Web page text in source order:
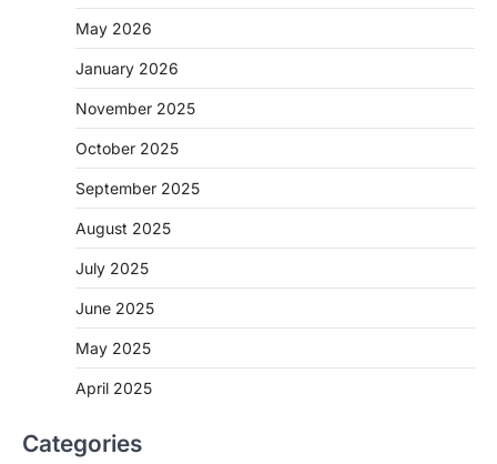
May 2026
January 2026
November 2025
October 2025
September 2025
August 2025
July 2025
June 2025
May 2025
April 2025
Categories
CHHATTISGARH
CG: शराब दुकानों में गड़बड़ी पर आबकारी
विभाग का बड़ा एक्शन
रायपुर। छत्तीसगढ़ में शराब दुकानों में अधिक कीमत पर
बिक्री और अन्य गंभीर अनियमितताओं के…
CHHATTISGARH
CG:NEET/JEEऑनलाइन कोचिंग सुविधा हेतु